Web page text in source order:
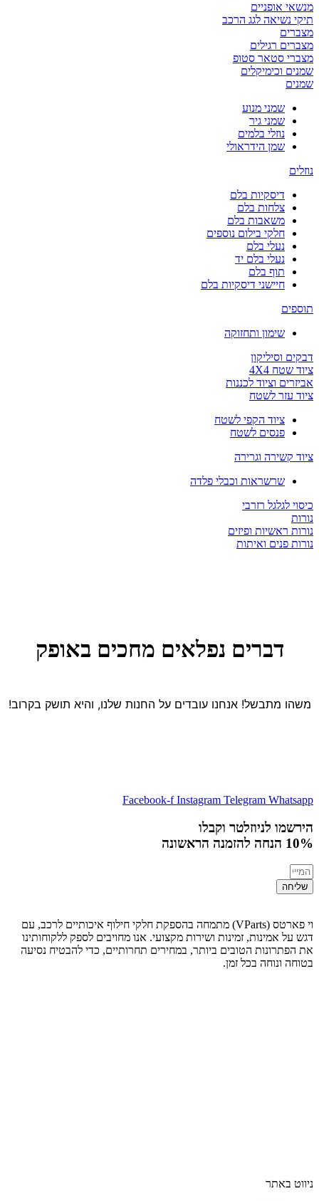
מנשאי אופניים
תיקי נשיאה לגג הרכב
מצברים
מצברים רגילים
מצברי סטאר סטופ
שמנים וכימיקלים
שמנים
שמני מנוע
שמני גיר
נוזלי בלמים
שמן הידראולי
נוזלים
דיסקיות בלם
צלחות בלם
משאבות בלם
חלקי בילום נוספים
נעלי בלם
נעלי בלם יד
תוף בלם
חיישני דיסקיות בלם
תוספים
שימון ותחזוקה
דבקים וסיליקון
ציוד שטח 4X4
אביזרים וציוד לכננות
ציוד עזר לשטח
ציוד הקפי לשטח
פנסים לשטח
ציוד קשירה וגרירה
שרשראות וכבלי פלדה
כיסוי לגלגל רזרבי
נורות
נורות ראשיות ופיזים
נורות פנים ואיתות
דברים נפלאים מחכים באופק
משהו מתבשל! אנחנו עובדים על החנות שלנו, והיא תושק בקרוב!
Facebook-f Instagram Telegram Whatsapp
הירשמו לניוזלטר וקבלו
10% הנחה
להזמנה הראשונה
שליחה
וי פארטס (VParts) מתמחה בהספקת חלקי חילוף איכותיים לרכב, עם
דגש על אמינות, זמינות ושירות מקצועי. אנו מחויבים לספק ללקוחותינו
את הפתרונות הטובים ביותר, במחירים תחרותיים, כדי להבטיח נסיעה
בטוחה ונוחה בכל זמן.
ניווט באתר